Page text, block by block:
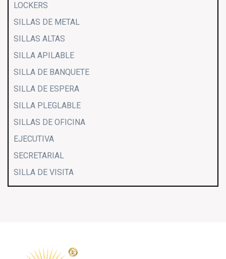
LOCKERS
SILLAS DE METAL
SILLAS ALTAS
SILLA APILABLE
SILLA DE BANQUETE
SILLA DE ESPERA
SILLA PLEGLABLE
SILLAS DE OFICINA
EJECUTIVA
SECRETARIAL
SILLA DE VISITA